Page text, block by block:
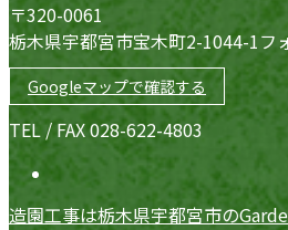
〒320-0061
栃木県宇都宮市宝木町2-1044-1フ
Googleマップで確認する
TEL / FAX 028-622-4803
造園工事は栃木県宇都宮市の